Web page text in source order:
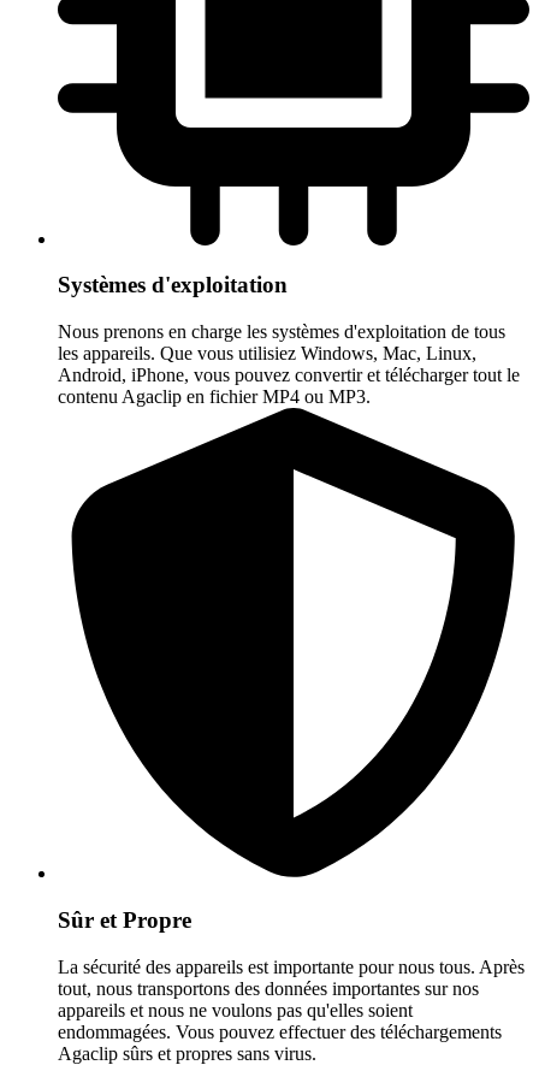
Systèmes d'exploitation
Nous prenons en charge les systèmes d'exploitation de tous
les appareils. Que vous utilisiez Windows, Mac, Linux,
Android, iPhone, vous pouvez convertir et télécharger tout le
contenu Agaclip en fichier MP4 ou MP3.
Sûr et Propre
La sécurité des appareils est importante pour nous tous. Après
tout, nous transportons des données importantes sur nos
appareils et nous ne voulons pas qu'elles soient
endommagées. Vous pouvez effectuer des téléchargements
Agaclip sûrs et propres sans virus.